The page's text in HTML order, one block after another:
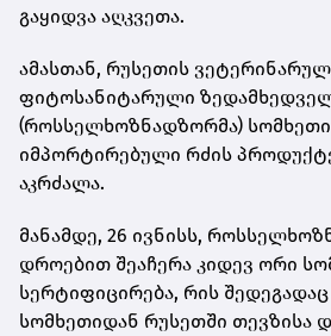
გაყიდვა აღკვეთა.
ამასთან, რუსეთის
ფიტოსანიტარული
(როსსელხოზნადზორმა)
იმპორტირებული რძის
აკრძალა.
მანამდე, 26 ივნისს,
დროებით შეაჩერა კიდევ ორი
სერტიფიცირება, რის
სომხეთიდან რუსეთში თევზისა